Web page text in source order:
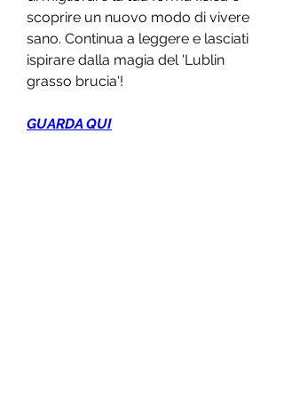
scoprire un nuovo modo di vivere
sano. Continua a leggere e lasciati
ispirare dalla magia del 'Lublin
grasso brucia'!
GUARDA QUI